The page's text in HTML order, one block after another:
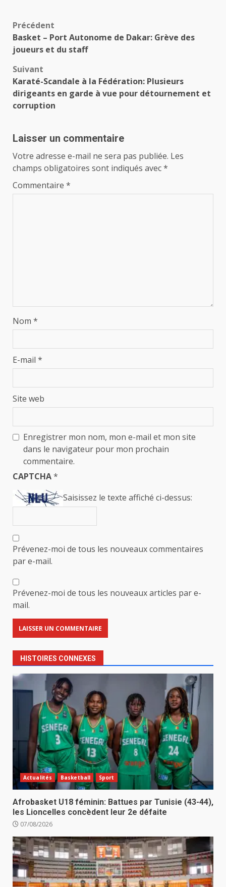
Navigation
d’article
Précédent
Basket – Port Autonome de Dakar: Grève des
joueurs et du staff
Suivant
Karaté-Scandale à la Fédération: Plusieurs
dirigeants en garde à vue pour détournement et
corruption
Laisser un commentaire
Votre adresse e-mail ne sera pas publiée. Les
champs obligatoires sont indiqués avec*
Commentaire *
Nom *
E-mail *
Site web
Enregistrer mon nom, mon e-mail et mon site
dans le navigateur pour mon prochain
commentaire.
CAPTCHA*
Saisissez le texte affiché ci-dessus:
Prévenez-moi de tous les nouveaux commentaires
par e-mail.
Prévenez-moi de tous les nouveaux articles par e-
mail.
HISTOIRES CONNEXES
Actualités Basketball Sport
Afrobasket U18 féminin: Battues par Tunisie (43-44),
les Lioncelles concèdent leur 2e défaite
07/08/2026